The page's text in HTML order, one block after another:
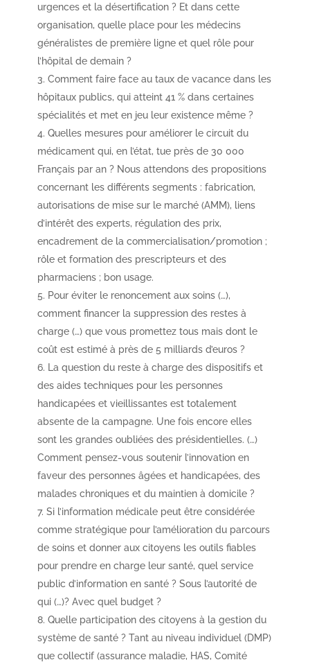
urgences et la désertification ? Et dans cette
organisation, quelle place pour les médecins
généralistes de première ligne et quel rôle pour
l’hôpital de demain ?
Comment faire face au taux de vacance dans les
hôpitaux publics, qui atteint 41 % dans certaines
spécialités et met en jeu leur existence même ?
Quelles mesures pour améliorer le circuit du
médicament qui, en l’état, tue près de 30 000
Français par an ? Nous attendons des propositions
concernant les différents segments : fabrication,
autorisations de mise sur le marché (AMM), liens
d’intérêt des experts, régulation des prix,
encadrement de la commercialisation/promotion ;
rôle et formation des prescripteurs et des
pharmaciens ; bon usage.
Pour éviter le renoncement aux soins (…),
comment financer la suppression des restes à
charge (…) que vous promettez tous mais dont le
coût est estimé à près de 5 milliards d’euros ?
La question du reste à charge des dispositifs et
des aides techniques pour les personnes
handicapées et vieillissantes est totalement
absente de la campagne. Une fois encore elles
sont les grandes oubliées des présidentielles. (…)
Comment pensez-vous soutenir l’innovation en
faveur des personnes âgées et handicapées, des
malades chroniques et du maintien à domicile ?
Si l’information médicale peut être considérée
comme stratégique pour l’amélioration du parcours
de soins et donner aux citoyens les outils fiables
pour prendre en charge leur santé, quel service
public d’information en santé ? Sous l’autorité de
qui (…)? Avec quel budget ?
Quelle participation des citoyens à la gestion du
système de santé ? Tant au niveau individuel (DMP)
que collectif (assurance maladie, HAS, Comité